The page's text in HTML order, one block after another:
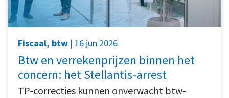
Fiscaal, btw | 16 jun 2026
Btw en verrekenprijzen binnen het
concern: het Stellantis-arrest
TP-correcties kunnen onverwacht btw-